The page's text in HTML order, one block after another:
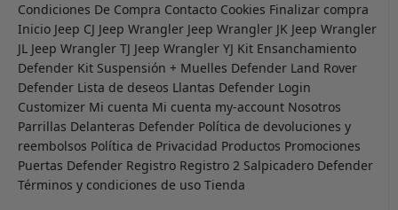
Condiciones De Compra Contacto Cookies Finalizar compra
Inicio Jeep CJ Jeep Wrangler Jeep Wrangler JK Jeep Wrangler
JL Jeep Wrangler TJ Jeep Wrangler YJ Kit Ensanchamiento
Defender Kit Suspensión + Muelles Defender Land Rover
Defender Lista de deseos Llantas Defender Login
Customizer Mi cuenta Mi cuenta my-account Nosotros
Parrillas Delanteras Defender Política de devoluciones y
reembolsos Política de Privacidad Productos Promociones
Puertas Defender Registro Registro 2 Salpicadero Defender
Términos y condiciones de uso Tienda